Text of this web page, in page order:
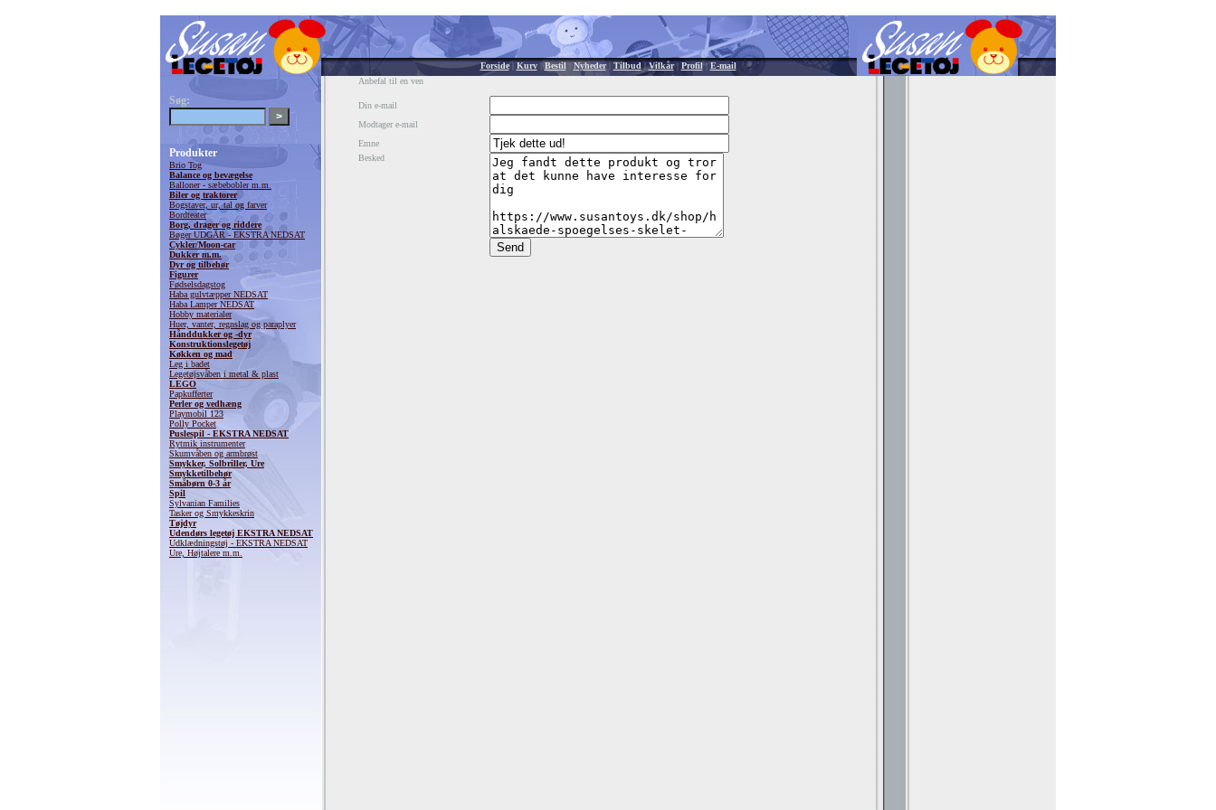
Forside| Kurv| Bestil| Nyheder| Tilbud |Vilkår| Profil| E-mail
Søg:
Produkter
Brio Tog
Balance og bevægelse
Balloner - sæbebobler m.m.
Biler og traktorer
Bogstaver, ur, tal og farver
Bordteater
Borg, drager og riddere
Bøger UDGÅR - EKSTRA NEDSAT
Cykler/Moon-car
Dukker m.m.
Dyr og tilbehør
Figurer
Fødselsdagstog
Haba gulvtæpper NEDSAT
Haba Lamper NEDSAT
Hobby materialer
Huer, vanter, regnslag og paraplyer
Hånddukker og -dyr
Konstruktionslegetøj
Køkken og mad
Leg i badet
Legetøjsvåben i metal & plast
LEGO
Papkufferter
Perler og vedhæng
Playmobil 123
Polly Pocket
Puslespil - EKSTRA NEDSAT
Rytmik instrumenter
Skumvåben og armbrøst
Smykker, Solbriller, Ure
Smykketilbehør
Småbørn 0-3 år
Spil
Sylvanian Families
Tasker og Smykkeskrin
Tøjdyr
Udendørs legetøj EKSTRA NEDSAT
Udklædningstøj - EKSTRA NEDSAT
Ure, Højtalere m.m.
Anbefal til en ven
Din e-mail
Modtager e-mail
Emne
Besked